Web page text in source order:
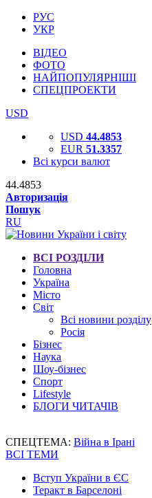
РУС
УКР
ВІДЕО
ФОТО
НАЙПОПУЛЯРНІШІ
СПЕЦПРОЕКТИ
USD
USD 44.4853
EUR 51.3357
Всі курси валют
44.4853
Авторизація
Пошук
RU
ВСІ РОЗДІЛИ
Головна
Україна
Місто
Світ
Всі новини розділу
Росія
Бізнес
Наука
Шоу-бізнес
Спорт
Lifestyle
БЛОГИ ЧИТАЧІВ
СПЕЦТЕМА: Війна в Ірані
ВСІ ТЕМИ
Вступ України в ЄС
Теракт в Барселоні